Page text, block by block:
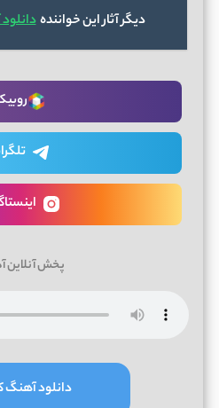
دیگر آثار این خواننده
پخش آنلاین
دانلود آهنگ